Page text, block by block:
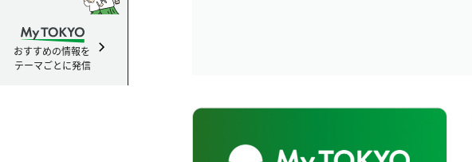
おすすめの情報を
テーマごとに発信